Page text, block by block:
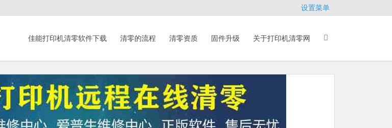
设置菜单
佳能打印机清零软件下载 清零的流程 清零资质 固件升级 关于打印机清零网